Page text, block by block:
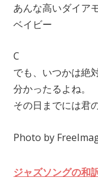
あんな高いダイア
ベイビー
C
でも、いつかは絶
分かったるよね。
その日までには君
Photo by
ジャズソングの和